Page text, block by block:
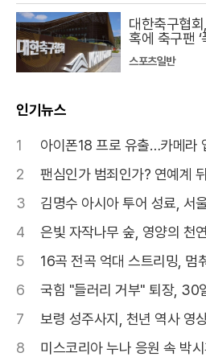
대한축구협
혹에 축구팬 ‘
스포츠일반
인기뉴스
1
아이폰18 프로 유출…카메라
2
팬심인가 범죄인가? 연예계
3
김명수 아시아 투어 성료, 서
4
은빛 자작나무 숲, 영양의 천
5
16곡 전곡 억대 스트리밍, 멈
6
국힘 "들러리 거부" 퇴장, 30
7
보령 성주사지, 천년 역사 영
8
미스코리아 누나 응원 속 박